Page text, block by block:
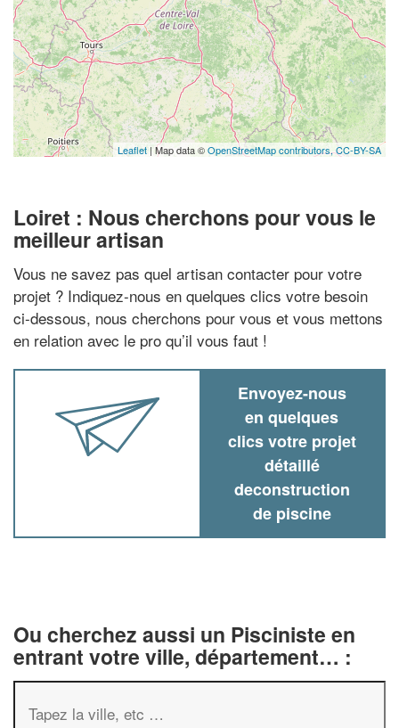
Leaflet | Map data ©OpenStreetMap contributors,CC-BY-SA
Loiret : Nous cherchons pour vous le
meilleur artisan
Vous ne savez pas quel artisan contacter pour votre
projet ? Indiquez-nous en quelques clics votre besoin
ci-dessous, nous cherchons pour vous et vous mettons
en relation avec le pro qu’il vous faut !
Envoyez-nous
en quelques
clics votre projet
détaillé
deconstruction
de piscine
Ou cherchez aussi un Pisciniste en
entrant votre ville, département… :